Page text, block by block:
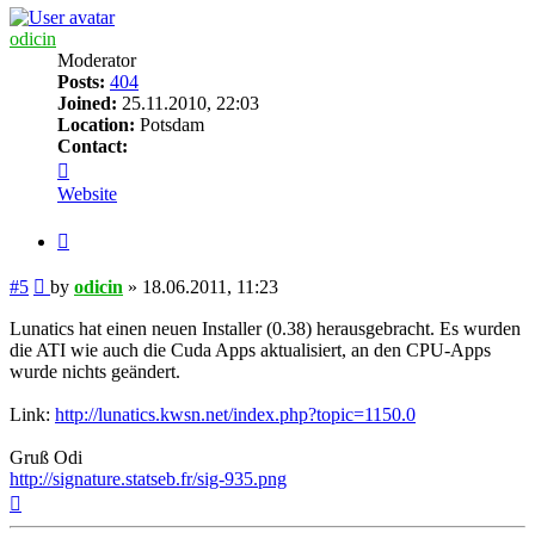
odicin
Moderator
Posts: 404
Joined: 25.11.2010, 22:03
Location: Potsdam
Contact:
odicin
Website
#5 Post
by odicin » 18.06.2011, 11:23
Lunatics hat einen neuen Installer (0.38) herausgebracht. Es wurden
die ATI wie auch die Cuda Apps aktualisiert, an den CPU-Apps
wurde nichts geändert.
Link: http://lunatics.kwsn.net/index.php?topic=1150.0
Gruß Odi
http://signature.statseb.fr/sig-935.png